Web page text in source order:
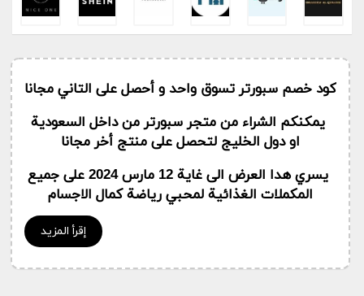
إقرأ المزيد
كود خصم سبورتر تسوق واحد و أحصل على التاني مجانا
يمكنكم الشراء من متجر سبورتر من داخل السعودية
او دول الخليج لتحصل على منتج أخر مجانا
يسري هدا العرض الى غاية 12 مارس 2024 على جميع
المكملات الغذائية لمحبي رياضة كمال الاجسام